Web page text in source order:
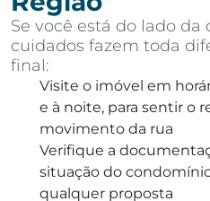
Se você está do lado da
cuidados fazem toda
final:
Visite o imóvel em
e à noite, para sentir o
movimento da rua
Verifique a
situação do
qualquer proposta